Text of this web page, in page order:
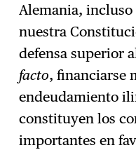
Alemania,
nuestra
defensa superior
facto, financiarse
endeudamiento
constituyen los
importantes en